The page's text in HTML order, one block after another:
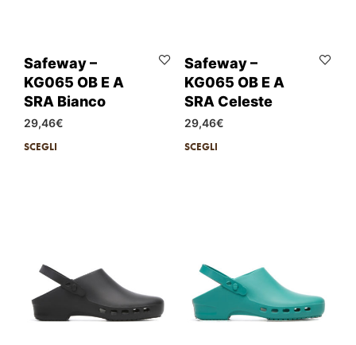
Safeway –
KG065 OB E A
SRA Bianco
29,46€
SCEGLI
Safeway –
KG065 OB E A
SRA Celeste
29,46€
SCEGLI